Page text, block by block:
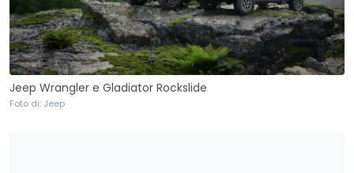
Jeep Wrangler e Gladiator Rockslide
Foto di: Jeep